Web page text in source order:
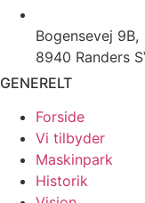
Bogens​evej 9B,
8940​ Randers
GENERELT
Forside
Vi tilbyder
Maskinpark
Historik